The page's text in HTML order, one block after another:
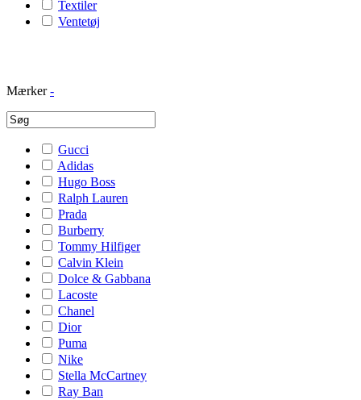
Textiler
Ventetøj
Mærker -
Gucci
Adidas
Hugo Boss
Ralph Lauren
Prada
Burberry
Tommy Hilfiger
Calvin Klein
Dolce & Gabbana
Lacoste
Chanel
Dior
Puma
Nike
Stella McCartney
Ray Ban